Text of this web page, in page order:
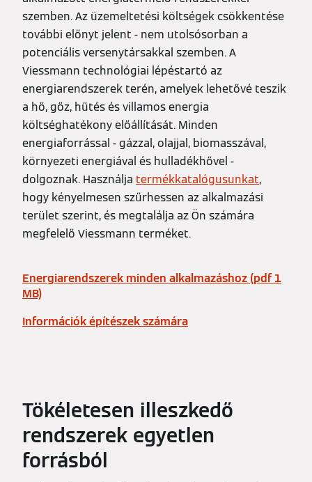
szemben. Az üzemeltetési költségek csökkentése
további előnyt jelent - nem utolsósorban a
potenciális versenytársakkal szemben. A
Viessmann technológiai lépéstartó az
energiarendszerek terén, amelyek lehetővé teszik
a hő, gőz, hűtés és villamos energia
költséghatékony előállítását. Minden
energiaforrással - gázzal, olajjal, biomasszával,
környezeti energiával és hulladékhővel -
dolgoznak. Használja termékkatalógusunkat,
hogy kényelmesen szűrhessen az alkalmazási
terület szerint, és megtalálja az Ön számára
megfelelő Viessmann terméket.
Energiarendszerek minden alkalmazáshoz (pdf 1
MB)
Információk építészek számára
Tökéletesen illeszkedő
rendszerek egyetlen
forrásból